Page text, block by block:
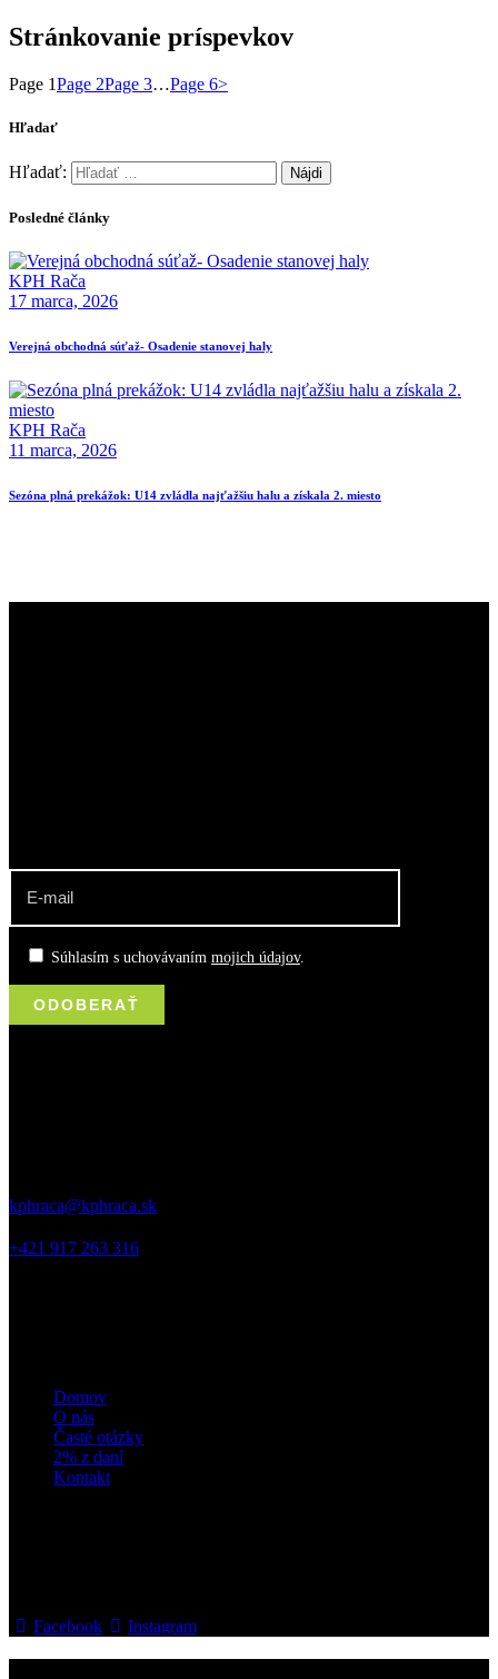
Stránkovanie príspevkov
Page 1Page 2Page 3…Page 6>
Hľadať
Hľadať:
Posledné články
KPH Rača
17 marca, 2026
Verejná obchodná súťaž- Osadenie stanovej haly
KPH Rača
11 marca, 2026
Sezóna plná prekážok: U14 zvládla najťažšiu halu a získala 2. miesto
Súhlasím s uchovávaním mojich údajov.
kphraca@kphraca.sk
+421 917 263 316
Domov
O nás
Časté otázky
2% z daní
Kontakt
Facebook Instagram